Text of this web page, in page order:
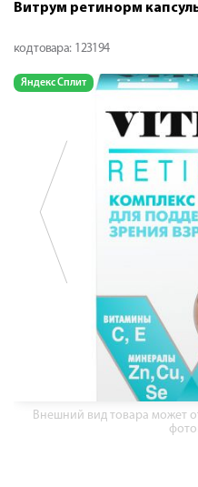
Витрум ретинорм
код товара: 123194
Яндекс Сплит
Внешний вид товара может